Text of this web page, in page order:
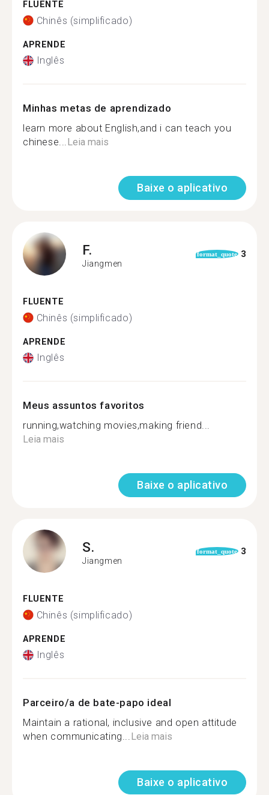
FLUENTE
Chinês (simplificado)
APRENDE
Inglês
Minhas metas de aprendizado
learn more about English,and i can teach you
chinese...Leia mais
Baixe o aplicativo
F.
Jiangmen
format_quote 3
FLUENTE
Chinês (simplificado)
APRENDE
Inglês
Meus assuntos favoritos
running,watching movies,making friend...
Leia mais
Baixe o aplicativo
S.
Jiangmen
format_quote 3
FLUENTE
Chinês (simplificado)
APRENDE
Inglês
Parceiro/a de bate-papo ideal
Maintain a rational, inclusive and open attitude
when communicating...Leia mais
Baixe o aplicativo